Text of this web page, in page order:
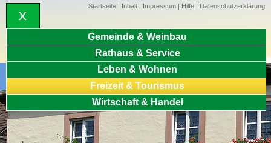
Startseite | Inhalt | Impressum | Hilfe | Datenschutzerklärung
Gemeinde & Weinbau
Rathaus & Service
Leben & Wohnen
Freizeit & Tourismus
Wirtschaft & Handel